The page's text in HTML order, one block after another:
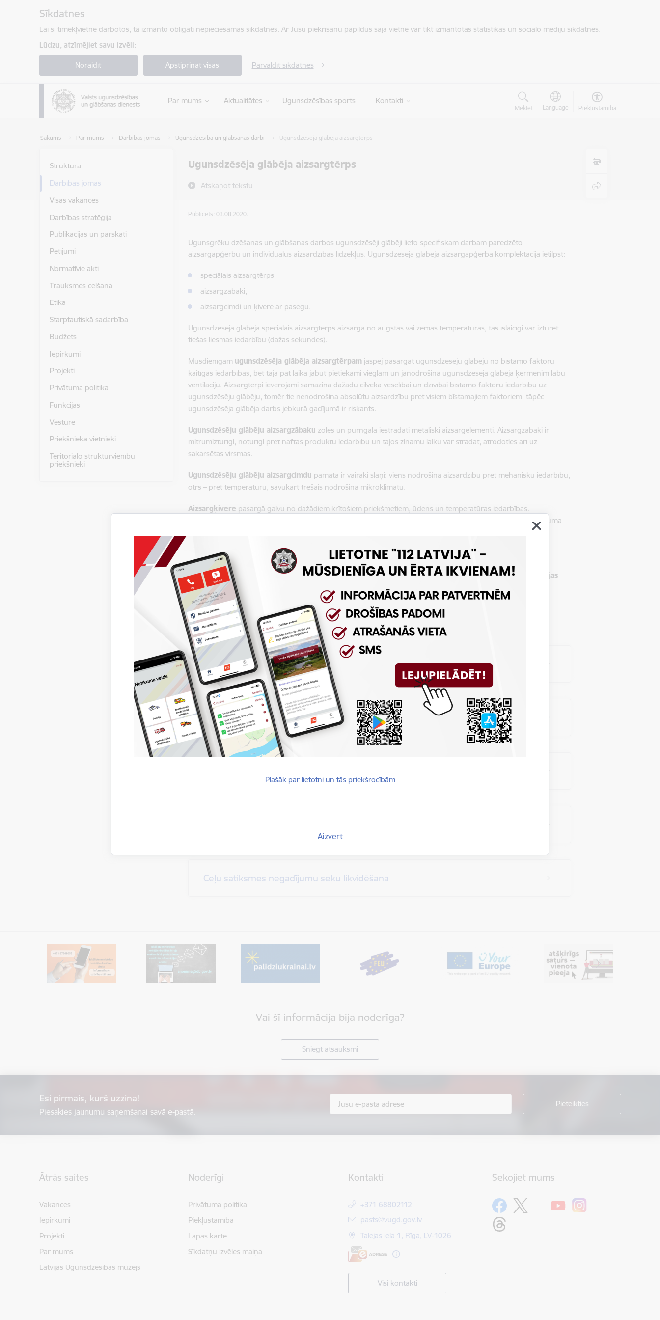
Sīkdatnes
Lai šī tīmekļvietne darbotos, tā izmanto obligāti nepieciešamās sīkdatnes. Ar Jūsu piekrišanu papildus šajā vietnē var tikt izmantotas statistikas un sociālo mediju sīkdatnes.
Lūdzu, atzīmējiet savu izvēli:
Noraidīt Apstiprināt visas Pārvaldīt sīkdatnes
Par mums Aktualitātes Ugunsdzēsības sports Kontakti
Meklēt Language Piekļūstamība
Sākums Par mums Darbības jomas Ugunsdzēsība un glābšanas darbi Ugunsdzēsēja glābēja aizsargtērps
Ugunsdzēsēja glābēja aizsargtērps
Atskaņot tekstu
Plašāk par lietotni un tās priekšrocībām
Aizvērt
Struktūra
Darbības jomas
Visas vakances
Darbības stratēģija
Publikācijas un pārskati
Pētījumi
Normatīvie akti
Trauksmes celšana
Ētika
Starptautiskā sadarbība
Budžets
Iepirkumi
Projekti
Privātuma politika
Funkcijas
Vēsture
Priekšnieka vietnieki
Teritoriālo struktūrvienību
priekšnieki
Publicēts: 03.08.2020.
Ugunsgrēku dzēšanas un glābšanas darbos ugunsdzēsēji glābēji lieto specifiskam darbam paredzēto
aizsargapģērbu un individuālus aizsardzības līdzekļus. Ugunsdzēsēja glābēja aizsargapģērba komplektācijā ietilpst:
speciālais aizsargtērps,
aizsargzābaki,
aizsargcimdi un ķivere ar pasegu.
Ugunsdzēsēja glābēja speciālais aizsargtērps aizsargā no augstas vai zemas temperatūras, tas īslaicīgi var izturēt
tiešas liesmas iedarbību (dažas sekundes).
Mūsdienīgam ugunsdzēsēja glābēja aizsargtērpam jāspēj pasargāt ugunsdzēsēju glābēju no bīstamo faktoru
kaitīgās iedarbības, bet tajā pat laikā jābūt pietiekami vieglam un jānodrošina ugunsdzēsēja glābēja ķermenim labu
ventilāciju. Aizsargtērpi ievērojami samazina dažādu cilvēka veselībai un dzīvībai bīstamo faktoru iedarbību uz
ugunsdzēsēju glābēju, tomēr tie nenodrošina absolūtu aizsardzību pret visiem bīstamajiem faktoriem, tāpēc
ugunsdzēsēja glābēja darbs jebkurā gadījumā ir riskants.
Ugunsdzēsēju glābēju aizsargzābaku zolēs un purngalā iestrādāti metāliski aizsargelementi. Aizsargzābaki ir
mitrumizturīgi, noturīgi pret naftas produktu iedarbību un tajos zināmu laiku var strādāt, atrodoties arī uz
sakarsētas virsmas.
Ugunsdzēsēju glābēju aizsargcimdu pamatā ir vairāki slāņi: viens nodrošina aizsardzību pret mehānisku iedarbību,
otrs – pret temperatūru, savukārt trešais nodrošina mikroklimatu.
Aizsargķivere pasargā galvu no dažādiem krītošiem priekšmetiem, ūdens un temperatūras iedarbības.
Aizsargķiverei ir nolaižams aizsargstikls, kas pasargā ugunsdzēsēja glābēja seju no šķembām, lauskām un siltuma
Darbam ar bīstamām vielām paredzēti speciālie ķīmiskie aizsargtērpi
Darbam elpošanai nepiemērotā vidē ugunsdzēsēji glābēji izmanto saspiesta gaisa elpošanas aparātus ar sejas
maskām, kas pilnīgi norobežo cilvēka elpošanas orgānus no apkārtējās vides. Parasti šāds aparāts nodrošina
ugunsdzēsējam glābējam gaisa rezervi elpošanai nepiemērotā vidē aptuveni 30 minūtes.
Uzzini vairāk arī par:
Glābšanas darbi iekšējos ūdeņos
Meklēšanas darbi zem ūdens
Ceļu satiksmes negadījumu seku likvidēšana
Vai šī informācija bija noderīga?
Sniegt atsauksmi
Esi pirmais, kurš uzzina!
Piesakies jaunumu saņemšanai savā e-pastā.
Ātrās saites
Vakances
Iepirkumi
Projekti
Par mums
Latvijas Ugunsdzēsības muzejs
Noderīgi
Privātuma politika
Piekļūstamība
Lapas karte
Sīkdatņu izvēles maiņa
Kontakti
+371 68802112
E-pasts:
pasts@vugd.gov.lv
Talejas iela 1, Rīga, LV-1026
Visi kontakti
Sekojiet mums